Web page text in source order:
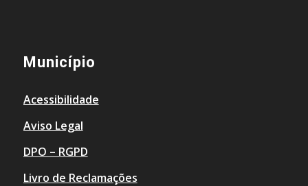
Município
Acessibilidade
Aviso Legal
DPO – RGPD
Livro de Reclamações